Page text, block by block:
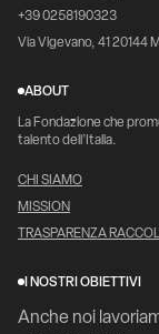
+39 0258190323
Via Vigevano, 41 20144
ABOUT
La Fondazione che
talento dell’Italia.
CHI SIAMO
MISSION
TRASPARENZA
I NOSTRI OBIETTIVI
Anche noi